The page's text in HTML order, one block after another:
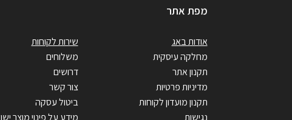
מפת אתר
אודות באג
מחלקה עיסקית
תקנון אתר
מדיניות פרטיות
תקנון מועדון לקוחות
נגישות
שירות לקוחות
משלוחים
דרושים
צור קשר
ביטול עסקה
מידע על פינוי מוצר ישן